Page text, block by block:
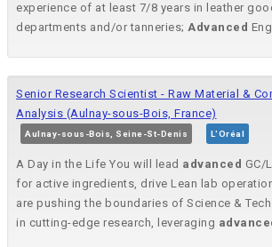
experience of at least 7/8 years in leather
departments and/or tanneries; Advanced
Senior Research Scientist - Raw Material &
Analysis (Aulnay-sous-Bois, France)
Aulnay-sous-Bois, Seine-St-Denis L'Oréal
A Day in the Life You will lead advanced GC/
for active ingredients, drive Lean lab
are pushing the boundaries of Science &
in cutting-edge research, leveraging